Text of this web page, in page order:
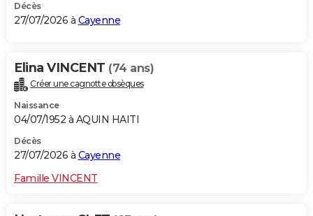
Décès
27/07/2026 à Cayenne
Elina VINCENT (74 ans)
Créer une cagnotte obsèques
Naissance
04/07/1952 à AQUIN HAITI
Décès
27/07/2026 à Cayenne
Famille VINCENT